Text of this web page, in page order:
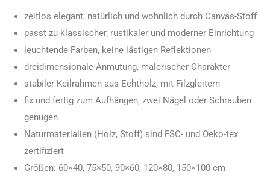
zeitlos elegant, natürlich und wohnlich durch Canvas-Stoff
passt zu klassischer, rustikaler und moderner Einrichtung
leuchtende Farben, keine lästigen Reflektionen
dreidimensionale Anmutung, malerischer Charakter
stabiler Keilrahmen aus Echtholz, mit Filzgleitern
fix und fertig zum Aufhängen, zwei Nägel oder Schrauben
genügen
Naturmaterialien (Holz, Stoff) sind FSC- und Oeko-tex
zertifiziert
Größen: 60×40, 75×50, 90×60, 120×80, 150×100 cm